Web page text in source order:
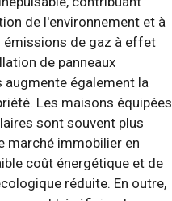
de l'environnement et à
émissions de gaz à effet
de panneaux
également la
Les maisons équipées
sont souvent plus
marché immobilier en
coût énergétique et de
réduite. En outre,